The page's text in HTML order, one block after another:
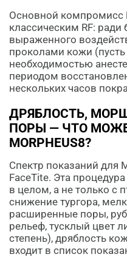
Основной компромисс
классическим RF: ради
выраженного
проколами кожи
необходимостью
периодом
нескольких часов
ДРЯБЛОСТЬ,
ПОРЫ — ЧТО
MORPHEUS8?
Спектр показаний для
FaceTite. Эта
в целом, а не только с
снижение тургора,
расширенные поры,
рельеф, тусклый цвет
степень), дряблость
входит в список